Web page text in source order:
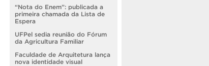
“Nota do Enem”: publicada a
primeira chamada da Lista de
Espera
UFPel sedia reunião do Fórum
da Agricultura Familiar
Faculdade de Arquitetura lança
nova identidade visual